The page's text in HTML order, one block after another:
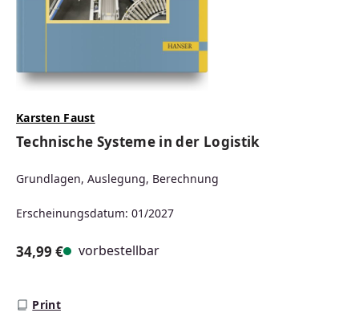
Karsten Faust
Technische Systeme in der Logistik
Grundlagen, Auslegung, Berechnung
Erscheinungsdatum: 01/2027
34,99 € vorbestellbar
Print